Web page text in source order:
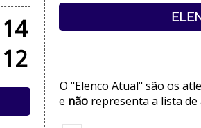
14
12
O "Elenco Atual" são os
e não representa a lista